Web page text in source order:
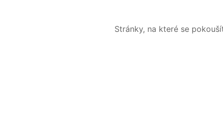
Stránky, na které se